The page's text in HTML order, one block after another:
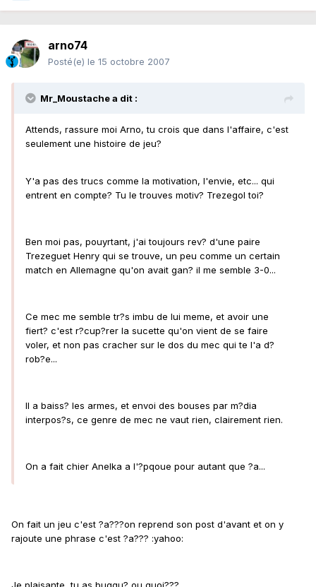
arno74
Posté(e) le 15 octobre 2007
Mr_Moustache a dit :
Attends, rassure moi Arno, tu crois que dans l'affaire, c'est
seulement une histoire de jeu?
Y'a pas des trucs comme la motivation, l'envie, etc... qui
entrent en compte? Tu le trouves motiv? Trezegol toi?
Ben moi pas, pouyrtant, j'ai toujours rev? d'une paire
Trezeguet Henry qui se trouve, un peu comme un certain
match en Allemagne qu'on avait gan? il me semble 3-0...
Ce mec me semble tr?s imbu de lui meme, et avoir une
fiert? c'est r?cup?rer la sucette qu'on vient de se faire
voler, et non pas cracher sur le dos du mec qui te l'a d?
rob?e...
Il a baiss? les armes, et envoi des bouses par m?dia
interpos?s, ce genre de mec ne vaut rien, clairement rien.
On a fait chier Anelka a l'?pqoue pour autant que ?a...
On fait un jeu c'est ?a???on reprend son post d'avant et on y
rajoute une phrase c'est ?a??? :yahoo: